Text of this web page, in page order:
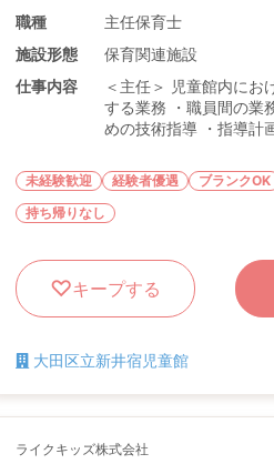
職種
主任保育士
施設形態
保育関連施設
仕事内容
＜主任＞ 児童館内にお
する業務 ・職員間の業
めの技術指導 ・指導計
未経験歓迎 経験者優遇 ブランクOK
持ち帰りなし
キープする
大田区立新井宿児童館
ライクキッズ株式会社